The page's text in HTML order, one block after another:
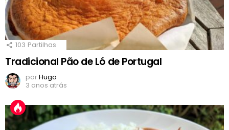
103 Partilhas
Tradicional Pão de Ló de Portugal
porHugo
3 anos atrás